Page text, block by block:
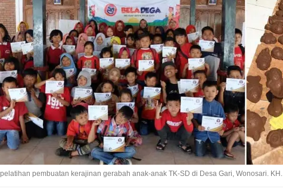
pembuatan kerajinan gerabah anak-anak TK-SD di Desa Gari, Wonosari. KH.